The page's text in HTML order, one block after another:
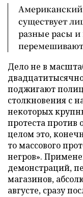
существует
разные расы
Дело не в
поджигают
столкновения с
некоторых
протеста против
целом это,
то массового
негров».
демонстраций,
магазинов,
августе, сразу